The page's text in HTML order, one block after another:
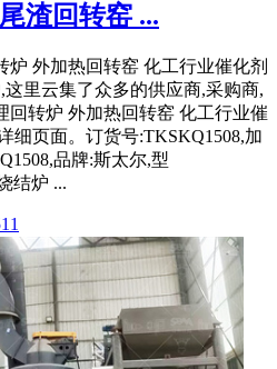
渣回转窑 ...
炉 外加热回转窑 化工行业催化剂
里云集了众多的供应商,采购商,
回转炉 外加热回转窑 化工行业催
细页面。订货号:TKSKQ1508,加
品牌:斯太尔,型
结炉 ...